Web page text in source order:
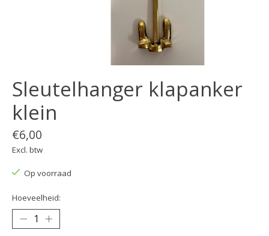
Sleutelhanger klapanker
klein
€6,00
Excl. btw
Op voorraad
Hoeveelheid: